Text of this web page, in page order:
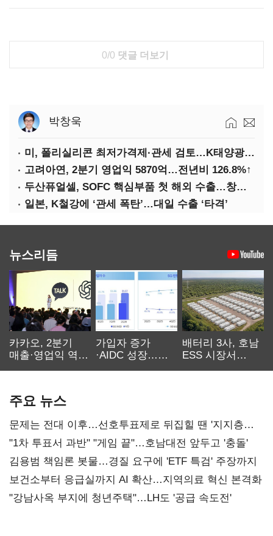
0/0 댓글 더보기
박창욱
미, 폴리실리콘 최저가격제·관세 검토…K태양광 입지 확대 기대
고려아연, 2분기 영업익 5870억…전년비 126.8%↑
두산퓨얼셀, SOFC 핵심부품 첫 해외 수출…창사 이래 최대 규모
일본, K철강에 ‘관세 폭탄’…대일 수출 ‘타격’
뉴스리듬
카카오, 2분기
매출·영업익 역대
가입자 증가
·AIDC 성장…
배터리 3사, 호남
ESS 시장서
주요 뉴스
문제는 전대 이후…선호투표제로 뒤집힐 땐 '지지층
불복'
"1차 투표서 과반" "게임 끝"…호남대전 앞두고 '충돌'
김용범 책임론 봇물…경질 요구에 'ETF 특검' 주장까지
보건소부터 응급실까지 AI 확산…지역의료 혁신 본격화
"강남사옥 부지에 청년주택"…LH도 '공급 속도전'